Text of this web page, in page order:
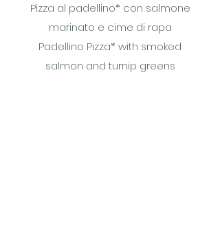
Pizza al padellino* con salmone
marinato e cime di rapa
Padellino Pizza* with smoked
salmon and turnip greens